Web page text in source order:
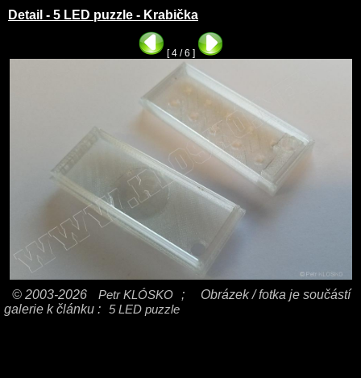
Detail - 5 LED puzzle - Krabička
[ 4 / 6 ]
© 2003-2026 Petr KLÓSKO ;
Obrázek / fotka je součástí
galerie k článku : 5 LED puzzle